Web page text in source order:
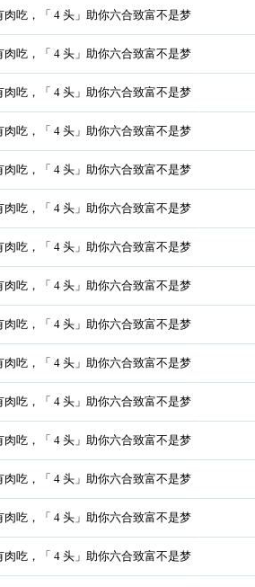
吃，「 4 头」助你六合致富不是梦
吃，「 4 头」助你六合致富不是梦
吃，「 4 头」助你六合致富不是梦
吃，「 4 头」助你六合致富不是梦
吃，「 4 头」助你六合致富不是梦
吃，「 4 头」助你六合致富不是梦
吃，「 4 头」助你六合致富不是梦
吃，「 4 头」助你六合致富不是梦
吃，「 4 头」助你六合致富不是梦
吃，「 4 头」助你六合致富不是梦
吃，「 4 头」助你六合致富不是梦
吃，「 4 头」助你六合致富不是梦
吃，「 4 头」助你六合致富不是梦
吃，「 4 头」助你六合致富不是梦
吃，「 4 头」助你六合致富不是梦